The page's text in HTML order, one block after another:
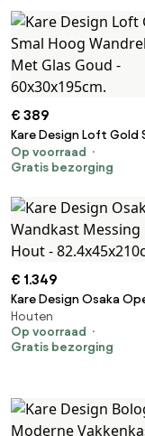
€ 389
Kare Design Loft Gold
Hoog Wandrek Staal
Goud - 60x30x195cm.
Op voorraad
Gratis bezorging
€ 1.349
Kare Design Osaka
Wandkast Messing
82.4x45x210cm.
Houten
Op voorraad
Gratis bezorging